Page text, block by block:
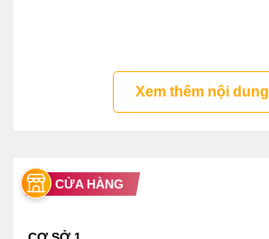
– Nắp đậy êm ái
Xem thêm nội dung
CỬA HÀNG